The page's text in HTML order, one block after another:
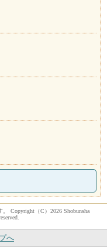
Copyright（C）2026 Shobunsha
へ